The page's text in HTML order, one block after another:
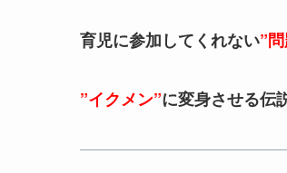
育児に参加してくれない”
”イクメン”に変身させる伝